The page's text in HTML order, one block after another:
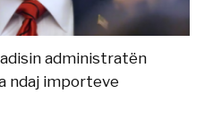
administratën
ndaj importeve